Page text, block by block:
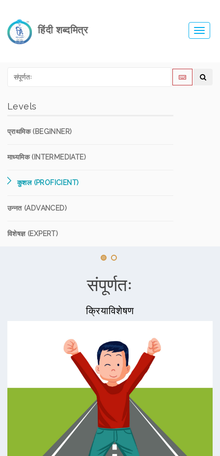
हिंदी शब्दमित्र
Levels
प्राथमिक (BEGINNER)
माध्यमिक (INTERMEDIATE)
कुशल (PROFICIENT)
उन्नत (ADVANCED)
विशेषज्ञ (EXPERT)
संपूर्णतः
क्रियाविशेषण